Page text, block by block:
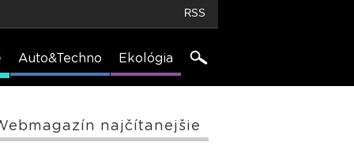
RSS
Auto&Techno Ekológia
najčítanejšie